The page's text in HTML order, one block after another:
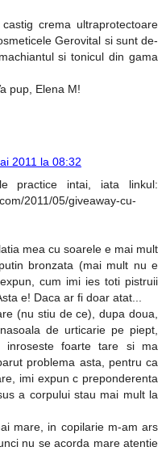
crema ultraprotectoare
Gerovital si sunt de-
si tonicul din gama
pup, Elena M!
2011 la 08:32
practice intai, iata linkul:
2011/05/giveaway-cu-
mea cu soarele e mai mult
bronzata (mai mult nu e
cum imi ies toti pistruii
e! Daca ar fi doar atat...
(nu stiu de ce), dupa doua,
de urticarie pe piept,
foarte tare si ma
problema asta, pentru ca
imi expun c preponderenta
a corpului stau mai mult la
mare, in copilarie m-am ars
nu se acorda mare atentie